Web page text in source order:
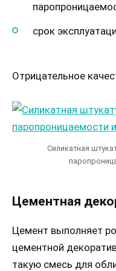
срок
Отрицательное
Силикатная
Цементная
Цемент выполняет
цементной
такую смесь для